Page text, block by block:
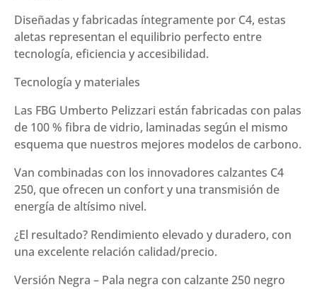
Diseñadas y fabricadas íntegramente por C4, estas
aletas representan el equilibrio perfecto entre
tecnología, eficiencia y accesibilidad.
Tecnología y materiales
Las FBG Umberto Pelizzari están fabricadas con palas
de 100 % fibra de vidrio, laminadas según el mismo
esquema que nuestros mejores modelos de carbono.
Van combinadas con los innovadores calzantes C4
250, que ofrecen un confort y una transmisión de
energía de altísimo nivel.
¿El resultado? Rendimiento elevado y duradero, con
una excelente relación calidad/precio.
Versión Negra – Pala negra con calzante 250 negro